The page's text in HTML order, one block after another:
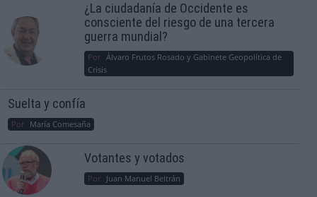
¿La ciudadanía de Occidente es
consciente del riesgo de una tercera
guerra mundial?
Por Álvaro Frutos Rosado y Gabinete Geopolítica de
Crisis
Suelta y confía
Por María Comesaña
Votantes y votados
Por Juan Manuel Beltrán